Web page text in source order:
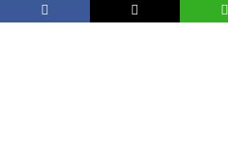
DONA
Aiutaci con una donazione, ora.